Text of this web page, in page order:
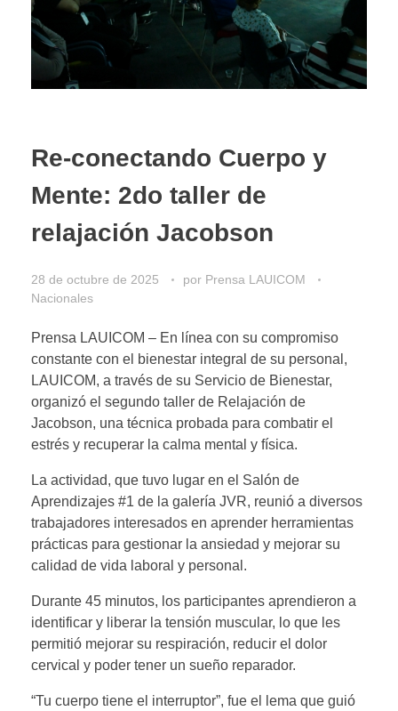
Re-conectando Cuerpo y
Mente: 2do taller de
relajación Jacobson
28 de octubre de 2025 por Prensa LAUICOM
Nacionales
Prensa LAUICOM – En línea con su compromiso
constante con el bienestar integral de su personal,
LAUICOM, a través de su Servicio de Bienestar,
organizó el segundo taller de Relajación de
Jacobson, una técnica probada para combatir el
estrés y recuperar la calma mental y física.
La actividad, que tuvo lugar en el Salón de
Aprendizajes #1 de la galería JVR, reunió a diversos
trabajadores interesados en aprender herramientas
prácticas para gestionar la ansiedad y mejorar su
calidad de vida laboral y personal.
Durante 45 minutos, los participantes aprendieron a
identificar y liberar la tensión muscular, lo que les
permitió mejorar su respiración, reducir el dolor
cervical y poder tener un sueño reparador.
“Tu cuerpo tiene el interruptor”, fue el lema que guió